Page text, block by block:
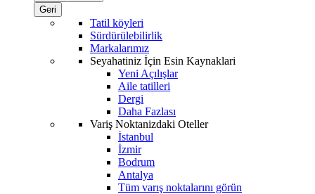
Geri
Tatil köyleri
Sürdürülebilirlik
Markalarımız
Seyahatiniz İçin Esin Kaynaklari
Yeni Açılışlar
Aile tatilleri
Dergi
Daha Fazlası
Variş Noktanizdaki Oteller
İstanbul
İzmir
Bodrum
Antalya
Tüm varış noktalarını görün